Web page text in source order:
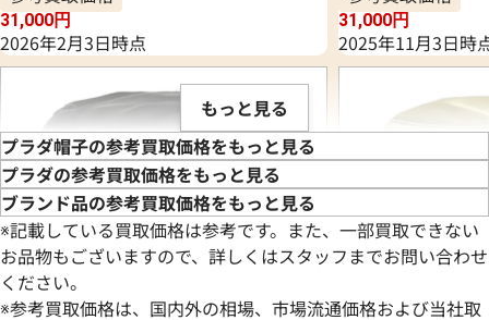
31,000円
2026年2月3日時点
31,000円
2025年11月3日時
もっと見る
プラダ帽子の参考買取価格をもっと見る
プラダの参考買取価格をもっと見る
ブランド品の参考買取価格をもっと見る
※記載している買取価格は参考です。また、一部買取できない
お品物もございますので、詳しくはスタッフまでお問い合わせ
ください。
※参考買取価格は、国内外の相場、市場流通価格および当社取